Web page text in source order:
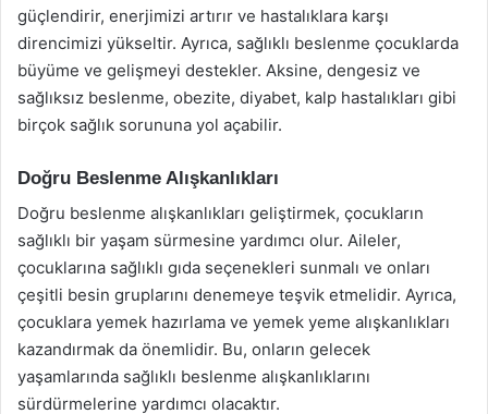
güçlendirir, enerjimizi artırır ve hastalıklara karşı
direncimizi yükseltir. Ayrıca, sağlıklı beslenme çocuklarda
büyüme ve gelişmeyi destekler. Aksine, dengesiz ve
sağlıksız beslenme, obezite, diyabet, kalp hastalıkları gibi
birçok sağlık sorununa yol açabilir.
Doğru Beslenme Alışkanlıkları
Doğru beslenme alışkanlıkları geliştirmek, çocukların
sağlıklı bir yaşam sürmesine yardımcı olur. Aileler,
çocuklarına sağlıklı gıda seçenekleri sunmalı ve onları
çeşitli besin gruplarını denemeye teşvik etmelidir. Ayrıca,
çocuklara yemek hazırlama ve yemek yeme alışkanlıkları
kazandırmak da önemlidir. Bu, onların gelecek
yaşamlarında sağlıklı beslenme alışkanlıklarını
sürdürmelerine yardımcı olacaktır.